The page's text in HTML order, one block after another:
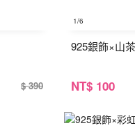
$ 390
1/6
925銀飾×山
NT$ 100